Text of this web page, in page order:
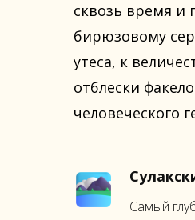
сквозь время и
бирюзовому
утеса, к
отблески
человеческого
Самый